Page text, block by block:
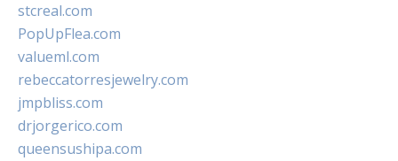
stcreal.com
PopUpFlea.com
valueml.com
rebeccatorresjewelry.com
jmpbliss.com
drjorgerico.com
queensushipa.com